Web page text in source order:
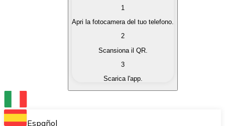
Acquista le criptovalute che ti interessano in modo
Converti le tue criptovalute in valuta fiat quando ne
Scambia una criptovaluta con un'altra
Conserva le tue cripto in un Wallet self-custodial.
1
Apri la fotocamera del tuo telefono.
2
Scansiona il QR.
3
Scarica l'app.
Español